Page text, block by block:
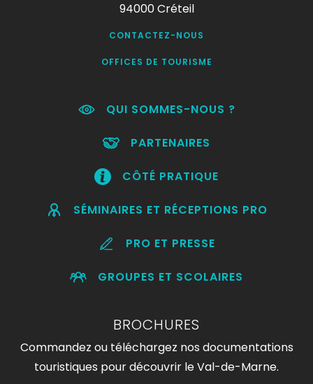
94000 Créteil
CONTACTEZ-NOUS
OFFICES DE TOURISME
QUI SOMMES-NOUS ?
PARTENAIRES
CÔTÉ PRATIQUE
SÉMINAIRES ET RÉCEPTIONS PRO
PRO ET PRESSE
GROUPES ET SCOLAIRES
BROCHURES
Commandez ou téléchargez nos documentations
touristiques pour découvrir le Val-de-Marne.